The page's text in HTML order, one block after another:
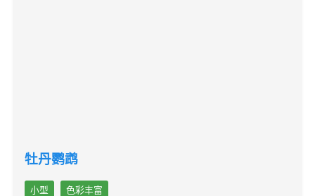
牡丹鹦鹉
小型 色彩丰富